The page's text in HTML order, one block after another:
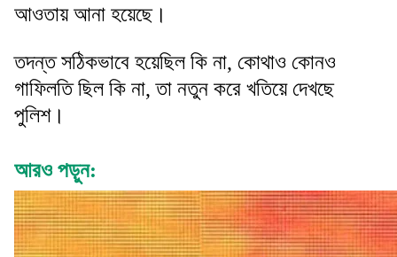
আওতায় আনা হয়েছে।
তদন্ত সঠিকভাবে হয়েছিল কি না, কোথাও কোনও
গাফিলতি ছিল কি না, তা নতুন করে খতিয়ে দেখছে
পুলিশ।
আরও পড়ুন: